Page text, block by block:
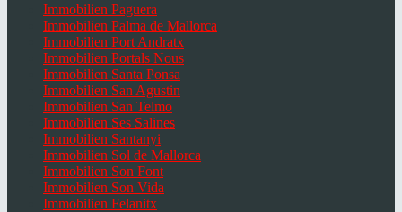
Immobilien Paguera
Immobilien Palma de Mallorca
Immobilien Port Andratx
Immobilien Portals Nous
Immobilien Santa Ponsa
Immobilien San Agustin
Immobilien San Telmo
Immobilien Ses Salines
Immobilien Santanyi
Immobilien Sol de Mallorca
Immobilien Son Font
Immobilien Son Vida
Immobilien Felanitx